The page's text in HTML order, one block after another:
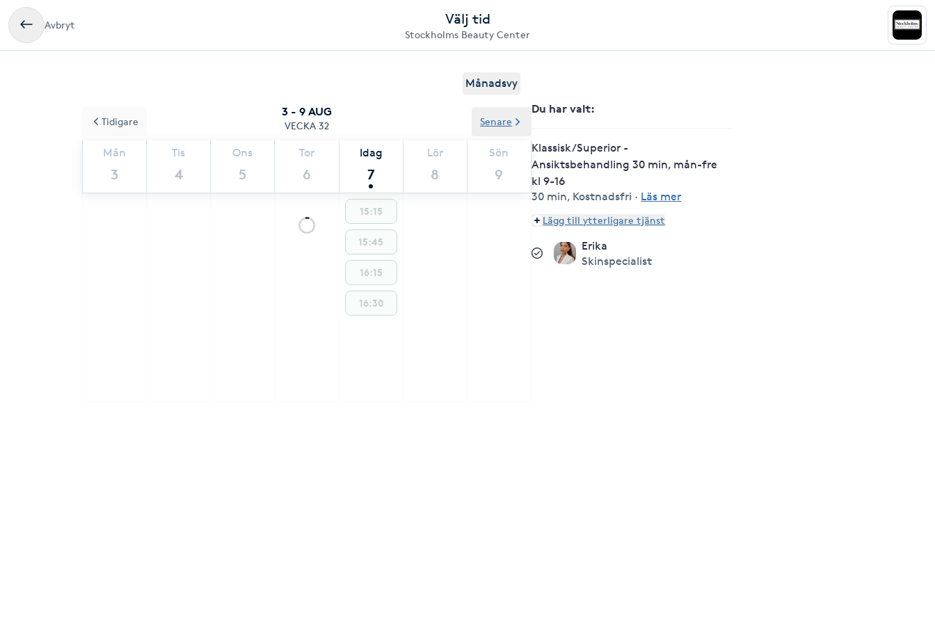
Avbryt Välj tid
Stockholms Beauty Center
Månadsvy
3 - 9 AUG
VECKA 32
Mån
3
Tis
4
Ons
5
Tor
6
Idag
7
Lör
8
Sön
9
Tidigare Senare
15:15
15:45
16:15
16:30
Du har valt:
Klassisk/Superior -
Ansiktsbehandling 30 min, mån-fre
kl 9-16
30 min, Kostnadsfri · Läs mer
Lägg till ytterligare tjänst
Erika
Skinspecialist